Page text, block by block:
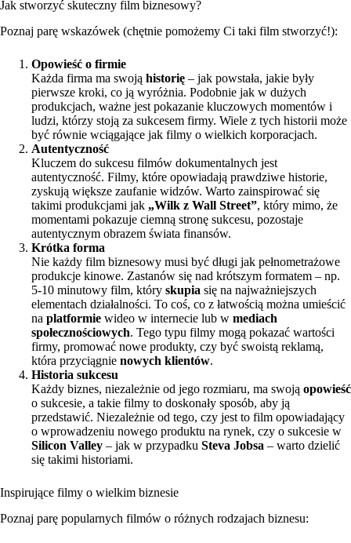
Jak stworzyć skuteczny film biznesowy?
Poznaj parę wskazówek (chętnie pomożemy Ci taki film stworzyć!):
Opowieść o firmie
Każda firma ma swoją historię – jak powstała, jakie były
pierwsze kroki, co ją wyróżnia. Podobnie jak w dużych
produkcjach, ważne jest pokazanie kluczowych momentów i
ludzi, którzy stoją za sukcesem firmy. Wiele z tych historii może
być równie wciągające jak filmy o wielkich korporacjach.
Autentyczność
Kluczem do sukcesu filmów dokumentalnych jest
autentyczność. Filmy, które opowiadają prawdziwe historie,
zyskują większe zaufanie widzów. Warto zainspirować się
takimi produkcjami jak „Wilk z Wall Street”, który mimo, że
momentami pokazuje ciemną stronę sukcesu, pozostaje
autentycznym obrazem świata finansów.
Krótka forma
Nie każdy film biznesowy musi być długi jak pełnometrażowe
produkcje kinowe. Zastanów się nad krótszym formatem – np.
5-10 minutowy film, który skupia się na najważniejszych
elementach działalności. To coś, co z łatwością można umieścić
na platformie wideo w internecie lub w mediach
społecznościowych. Tego typu filmy mogą pokazać wartości
firmy, promować nowe produkty, czy być swoistą reklamą,
która przyciągnie nowych klientów.
Historia sukcesu
Każdy biznes, niezależnie od jego rozmiaru, ma swoją opowieść
o sukcesie, a takie filmy to doskonały sposób, aby ją
przedstawić. Niezależnie od tego, czy jest to film opowiadający
o wprowadzeniu nowego produktu na rynek, czy o sukcesie w
Silicon Valley – jak w przypadku Steva Jobsa – warto dzielić
się takimi historiami.
Inspirujące filmy o wielkim biznesie
Poznaj parę popularnych filmów o różnych rodzajach biznesu: